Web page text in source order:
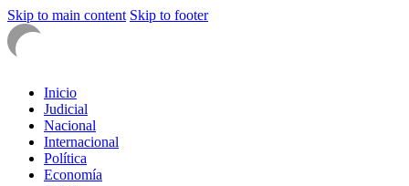
Skip to main content Skip to footer
Inicio
Judicial
Nacional
Internacional
Política
Economía